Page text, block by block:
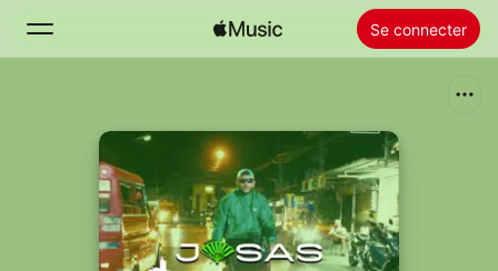
Se connecter
Nouveautés
Radio
Installer Apple Music